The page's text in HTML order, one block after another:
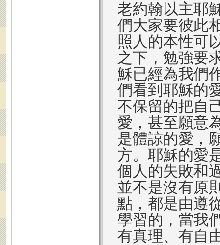
老約翰以主耶
們大家要彼此
照人的本性可
之下，勉強要
穌已經為我們
們看到耶穌的
不保留的把自
愛，甚至願意
是體諒的愛，
方。耶穌的愛
個人的失敗和
並不是沒有原
點，都是由遵
學習的，當我
有真理、有自